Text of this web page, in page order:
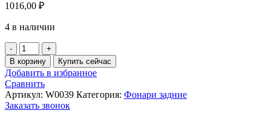
1016,00 ₽
4 в наличии
Количество
товара
Задние
фонари
(W0039)
В корзину Купить сейчас
Добавить в избранное
Сравнить
Артикул: W0039 Категория: Фонари задние
Заказать звонок